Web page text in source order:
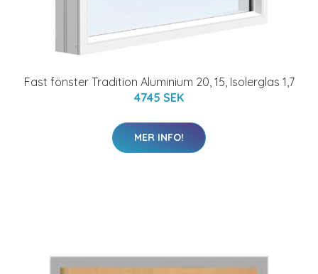
Fast fönster Tradition Aluminium 20, 15, Isolerglas 1,7
4745 SEK
MER INFO!